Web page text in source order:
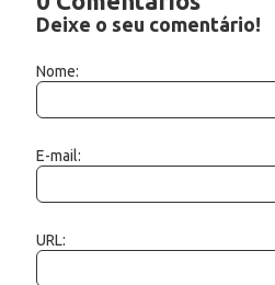
Deixe o seu comentário!
Nome:
E-mail:
URL: